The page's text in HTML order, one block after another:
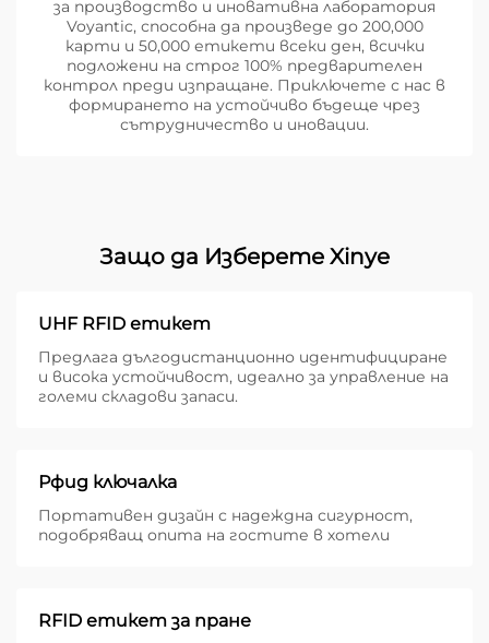
за производство и иновативна лаборатория
Voyantic, способна да произведе до 200,000
карти и 50,000 етикети всеки ден, всички
подложени на строг 100% предварителен
контрол преди изпращане. Приключете с нас в
формирането на устойчиво бъдеще чрез
сътрудничество и иновации.
Защо да Изберете Xinye
UHF RFID етикет
Предлага дългодистанционно идентифициране
и висока устойчивост, идеално за управление на
големи складови запаси.
Рфид ключалка
Портативен дизайн с надеждна сигурност,
подобряващ опита на гостите в хотели
RFID етикет за пране